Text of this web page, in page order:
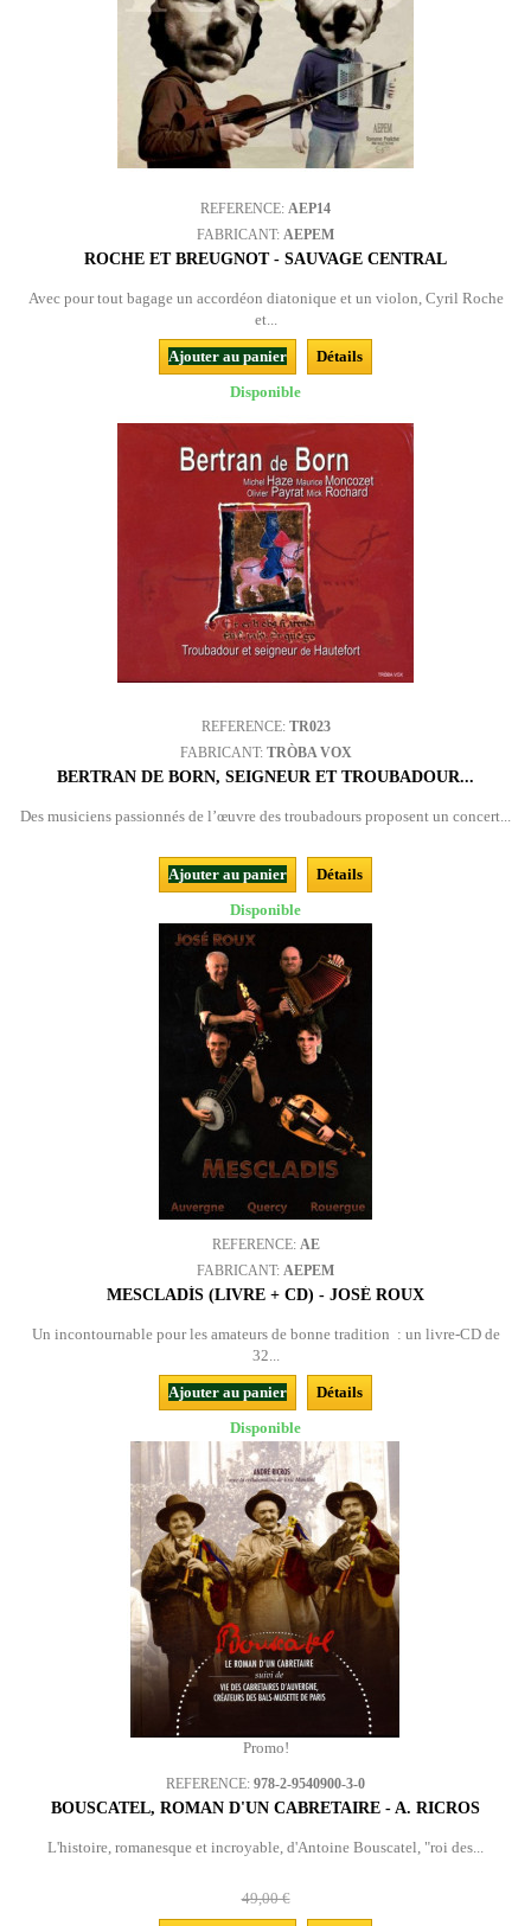
REFERENCE: AEP14
FABRICANT: AEPEM
ROCHE ET BREUGNOT - SAUVAGE CENTRAL
Avec pour tout bagage un accordéon diatonique et un violon, Cyril Roche
et...
Ajouter au panier
Détails
Disponible
REFERENCE: TR023
FABRICANT: TRÒBA VOX
BERTRAN DE BORN, SEIGNEUR ET TROUBADOUR...
Des musiciens passionnés de l’œuvre des troubadours proposent un concert...
Ajouter au panier
Détails
Disponible
REFERENCE: AE
FABRICANT: AEPEM
MESCLADÍS (LIVRE + CD) - JOSÉ ROUX
Un incontournable pour les amateurs de bonne tradition : un livre-CD de
32...
Ajouter au panier
Détails
Disponible
Promo!
REFERENCE: 978-2-9540900-3-0
BOUSCATEL, ROMAN D'UN CABRETAIRE - A. RICROS
L'histoire, romanesque et incroyable, d'Antoine Bouscatel, "roi des...
49,00 €